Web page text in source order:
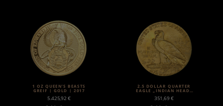
1 OZ QUEEN’S BEASTS
GREIF | GOLD | 2017
5.425,92€
2.5 DOLLAR QUARTER
EAGLE „INDIAN HEAD“
| GOLD | 1908-1929
351,69€